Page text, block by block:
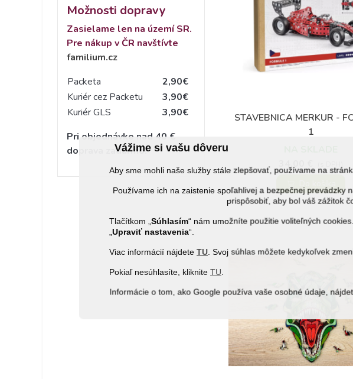
Vážime si vašu dôveru
Aby sme mohli naše služby stále zlepšovať, používame na
Používame ich na zaistenie spoľahlivej a bezpečnej prevádzky
prispôsobiť, aby bol váš zážitok
Tlačítkom „Súhlasím“ nám umožníte použitie voliteľných
„Upraviť nastavenia“.
Viac informácií nájdete TU . Svoj súhlas môžete kedykoľvek
Pokiaľ nesúhlasíte, klikniteTU
Informácie o tom, ako Google používa vaše osobné údaje,
Možnosti dopravy
Zasielame len na území SR.
Pre nákup v ČR navštívte
familium.cz
Packeta
2,90€
Kuriér cez Packetu
3,90€
Kuriér GLS
3,90€
Pri objednávke nad 40 €
doprava zadarmo!
Obľúbené
STAVEBNICA MERKUR -
1
34,00 €